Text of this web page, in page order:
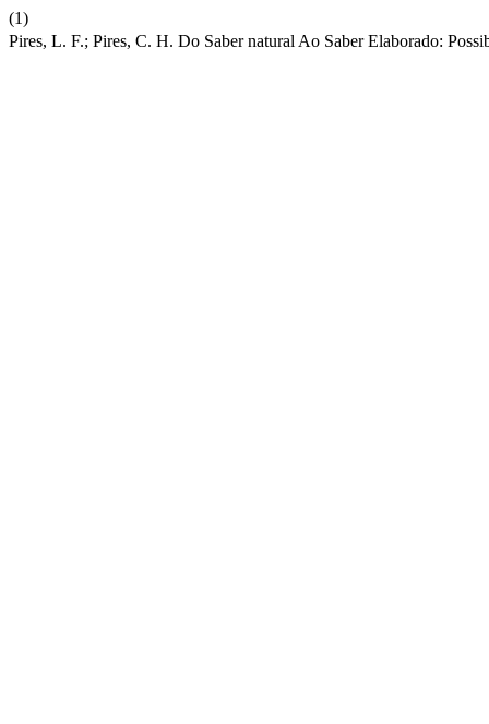
(1)
Pires, L. F.; Pires, C. H. Do Saber natural Ao Saber Elaborado: